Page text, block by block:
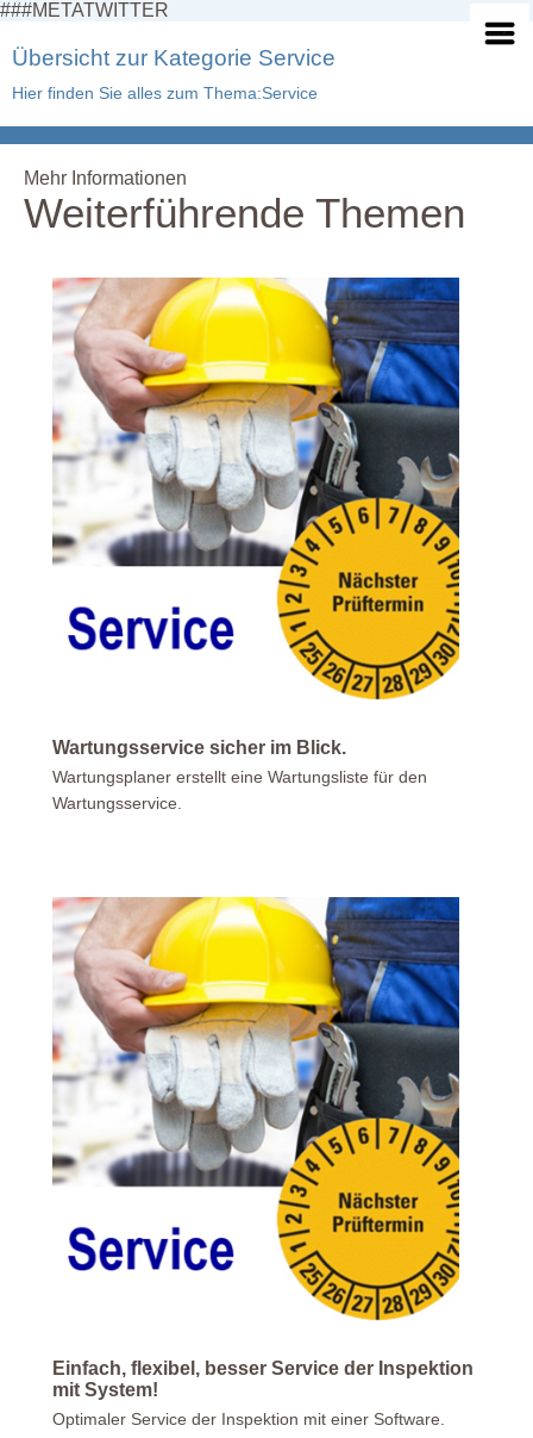
###METATWITTER
Übersicht zur Kategorie Service
Hier finden Sie alles zum Thema:Service
Mehr Informationen
Weiterführende Themen
Wartungsservice sicher im Blick.
Wartungsplaner erstellt eine Wartungsliste für den
Wartungsservice.
Einfach, flexibel, besser Service der Inspektion
mit System!
Optimaler Service der Inspektion mit einer Software.